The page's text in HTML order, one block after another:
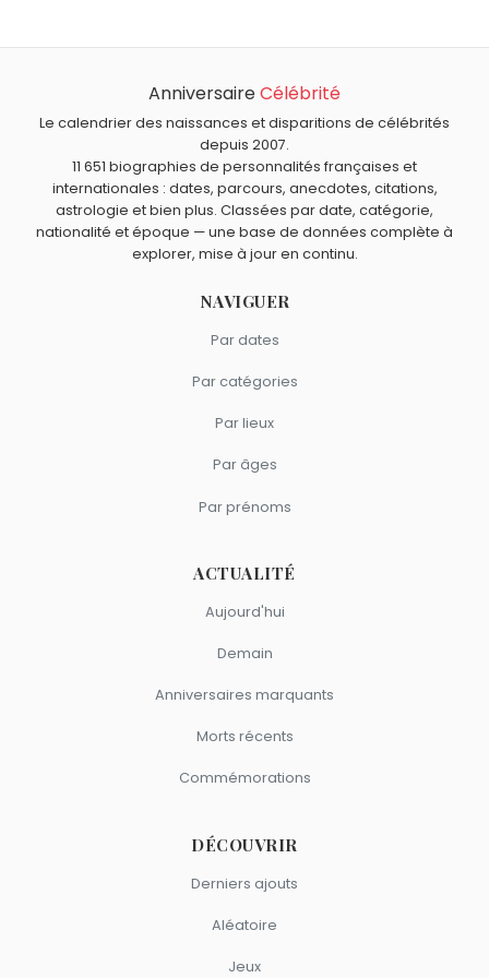
Qui est mort le même jour que Hope Lange ?
Joseph Mallord William Turner Emily Brontë
19 décembre comme Hope Lange.
Quels acteurs américains sont nés en 1933 comme Hope
,Kim Novak
MansfieldetWilliam Smithsont nés en 1933.
Quels acteurs américains sont du signe Sagittaire
comme Hope Lange ?
Taylor Swift,Kirk Douglas ,Bruce Lee,Brad PittetMichael
Clarke Duncansont du signe Sagittaire.
AnniversaireCélébrité
Le calendrier des naissances et disparitions de célébrités
depuis 2007.
11 651 biographies de personnalités françaises et
internationales : dates, parcours, anecdotes, citations,
astrologie et bien plus. Classées par date, catégorie,
nationalité et époque — une base de données complète à
explorer, mise à jour en continu.
NAVIGUER
Par dates
Par catégories
Par lieux
Par âges
Par prénoms
ACTUALITÉ
Aujourd'hui
Demain
Anniversaires marquants
Morts récents
Commémorations
DÉCOUVRIR
Derniers ajouts
Aléatoire
Jeux